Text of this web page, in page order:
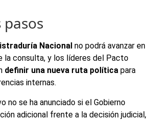
pasos
Nacional no podrá avanzar en
la consulta, y los líderes del Pacto
definir una nueva ruta política para
internas.
no se ha anunciado si el Gobierno
adicional frente a la decisión judicial,